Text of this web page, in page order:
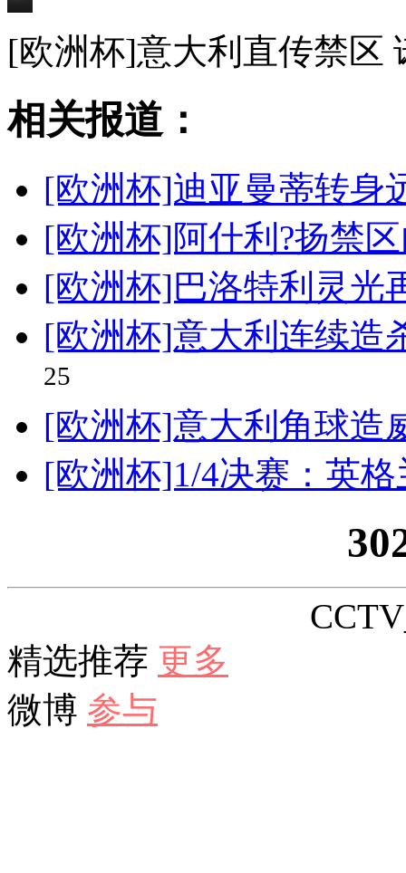
[欧洲杯]意大利直传禁区
相关报道：
[欧洲杯]迪亚曼蒂转身
[欧洲杯]阿什利?扬禁
[欧洲杯]巴洛特利灵光
[欧洲杯]意大利连续造
25
[欧洲杯]意大利角球造
[欧洲杯]1/4决赛：英
精选推荐 更多
微博 参与